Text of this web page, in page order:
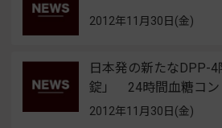
2012年11月30日(金)
日本発の新たなDPP-
錠」 24時間血糖コン
2012年11月30日(金)